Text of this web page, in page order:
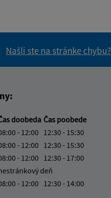
Našli ste na stránke chybu?
doobeda Čas poobede
- 12:00 12:30 - 15:30
- 12:00 12:30 - 15:30
- 12:00 12:30 - 17:00
deň
- 12:00 12:30 - 14:00